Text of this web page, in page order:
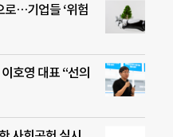
로…기업들 ‘위험
호영 대표 “선의